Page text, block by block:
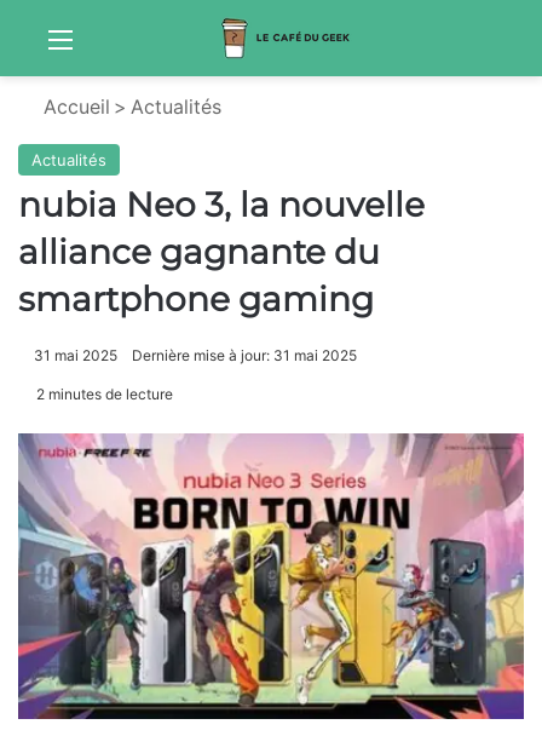
Menu
Accueil > Actualités
Actualités
nubia Neo 3, la nouvelle
alliance gagnante du
smartphone gaming
31 mai 2025 Dernière mise à jour: 31 mai 2025
2 minutes de lecture